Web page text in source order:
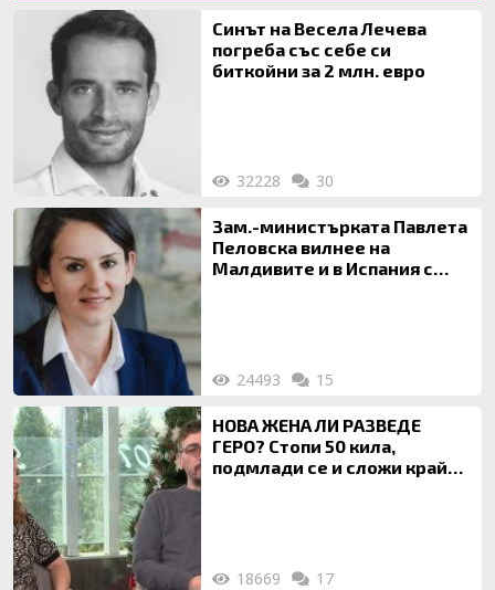
Синът на Весела Лечева
погреба със себе си
биткойни за 2 млн. евро
32228 30
Зам.-министърката Павлета
Пеловска вилнее на
Малдивите и в Испания с
24493 15
НОВА ЖЕНА ЛИ РАЗВЕДЕ
ГЕРО? Стопи 50 кила,
подмлади се и сложи край
18669 17